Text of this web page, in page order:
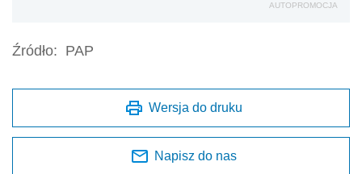
AUTOPROMOCJA
Źródło: PAP
Wersja do druku
Napisz do nas